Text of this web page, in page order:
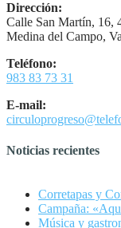
Dirección:
Calle San Martín, 16,
Medina del Campo,
Teléfono:
983 83 73 31
E-mail:
Noticias recientes
Corretapas y
Campaña:
Música y